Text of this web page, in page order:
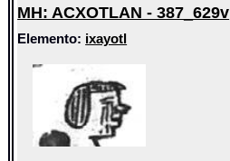
MH: ACXOTLAN - 387_629v
Elemento: ixayotl